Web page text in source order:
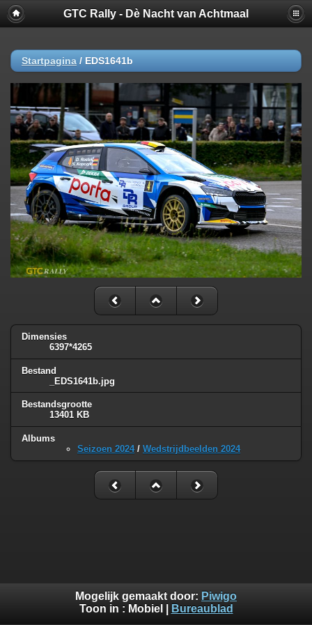
GTC Rally - Dè Nacht van Achtmaal
Startpagina / EDS1641b
Dimensies
6397*4265
Bestand
_EDS1641b.jpg
Bestandsgrootte
13401 KB
Albums
Seizoen 2024/ Wedstrijdbeelden 2024
Mogelijk gemaakt door: Piwigo
Toon in : Mobiel Bureaublad